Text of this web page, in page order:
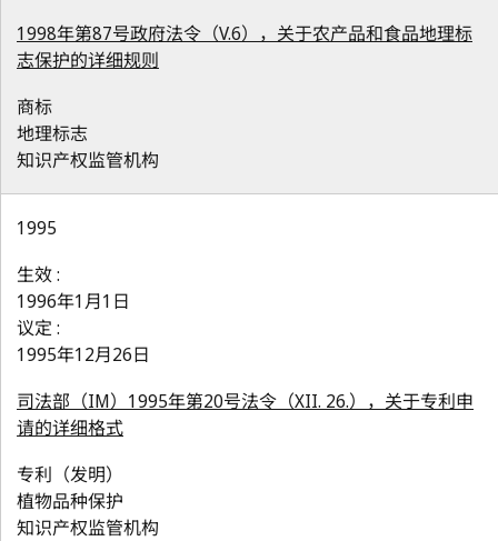
1998年第87号政府法令（V.6），关于农产品和食品地理标
志保护的详细规则
商标
地理标志
知识产权监管机构
1995
生效 :
1996年1月1日
议定 :
1995年12月26日
司法部（IM）1995年第20号法令（XII. 26.），关于专利申
请的详细格式
专利（发明）
植物品种保护
知识产权监管机构